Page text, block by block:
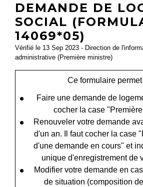
DEMANDE DE
SOCIAL
14069*05)
Vérifié le 13 Sep 2023 - Direction de
administrative (Première ministre)
Ce formulaire permet
Faire une demande de
cocher la case
Renouveler votre demande
d'un an. Il faut cocher la case
d'une demande en cours" et
unique d'enregistrement de
Modifier votre demande en
de situation (composition